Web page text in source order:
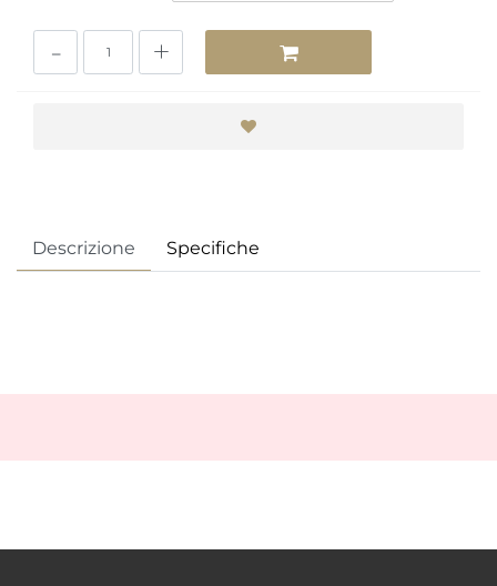
Descrizione Specifiche